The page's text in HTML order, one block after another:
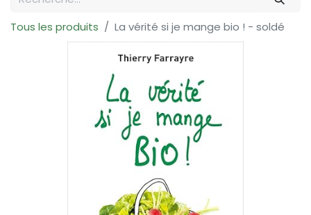
Tous les produits La vérité si je mange bio ! - soldé